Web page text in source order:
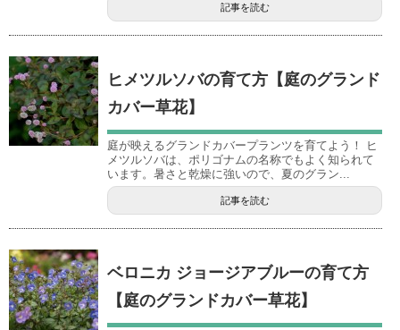
記事を読む
ヒメツルソバの育て方【庭のグランド
カバー草花】
庭が映えるグランドカバープランツを育てよう！ ヒ
メツルソバは、ポリゴナムの名称でもよく知られて
います。暑さと乾燥に強いので、夏のグラン...
記事を読む
ベロニカ ジョージアブルーの育て方
【庭のグランドカバー草花】